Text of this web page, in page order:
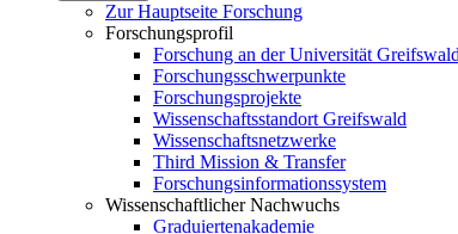
Zur Hauptseite Forschung
Forschungsprofil
Forschung an der Universität Greifswald
Forschungsschwerpunkte
Forschungsprojekte
Wissenschaftsstandort Greifswald
Wissenschaftsnetzwerke
Third Mission & Transfer
Forschungsinformationssystem
Wissenschaftlicher Nachwuchs
Graduiertenakademie